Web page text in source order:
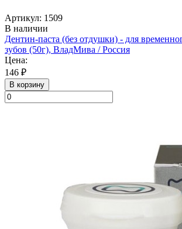
Артикул: 1509
В наличии
Дентин-паста (без отдушки) - для
зубов (50г), ВладМива / Россия
Цена:
146 ₽
В корзину